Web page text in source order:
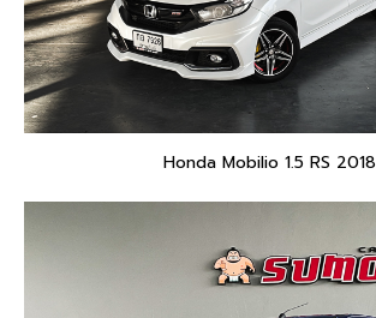
Honda Mobilio 1.5 RS 2018